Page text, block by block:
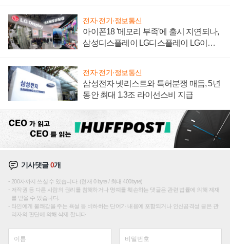
전자·전기·정보통신
아이폰18 '메모리 부족'에 출시 지연되나,
삼성디스플레이 LG디스플레이 LG이노
전자·전기·정보통신
삼성전자 넷리스트와 특허분쟁 매듭, 5년
동안 최대 1.3조 라이선스비 지급
기사댓글0개
200자까지 쓰실 수 있습니다. (현재 0 byte / 최대 400byte)
저작권 등 다른 사람의 권리를 침해하거나 명예를 훼손하는 댓글은 관련 법률에 의해 제재
를 받을 수 있습니다.
타인에게 불쾌감을 주는 욕설 등 비하하는 단어가 내용에 포함되거나 인신공격성 글은 관
리자의 판단에 의해 삭제 합니다.